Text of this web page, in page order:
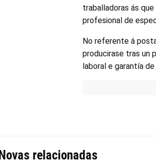
traballadoras ás
profesional de
No referente á
producirase tras un
laboral e garantía
Novas relacionadas